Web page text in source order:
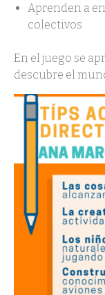
Aprenden a
colectivos
En el juego se
descubre el